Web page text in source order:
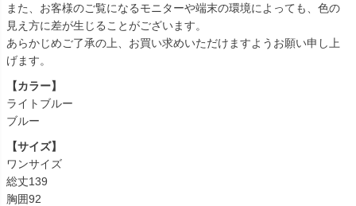
また、お客様のご覧になるモニターや端末の環境によっても、色の
見え方に差が生じることがございます。
あらかじめご了承の上、お買い求めいただけますようお願い申し上
げます。
【カラー】
ライトブルー
ブルー
【サイズ】
ワンサイズ
総丈139
胸囲92